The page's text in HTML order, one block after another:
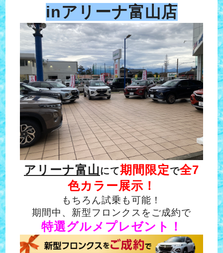
inアリーナ富山店
アリーナ富山にて期間限定で全7
色カラー展示！
もちろん試乗も可能！
期間中、新型フロンクスをご成約で
特選グルメプレゼント！